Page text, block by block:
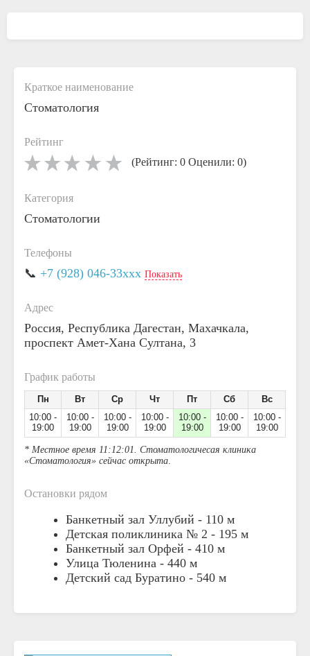
Краткое наименование
Стоматология
Рейтинг
(Рейтинг: 0 Оценили: 0)
Категория
Стоматологии
Телефоны
📞 +7 (928) 046-33xxx Показать
Адрес
Россия, Республика Дагестан, Махачкала,
проспект Амет-Хана Султана, 3
График работы
Пн Вт Ср Чт Пт Сб
Вс
10:00 -
19:00
10:00 -
19:00
10:00 -
19:00
10:00 -
19:00
10:00 -
19:00
10:00 -
19:00
10:00 -
19:00
* Местное время 11:12:01. Стоматологичесая клиника
«Стоматология» сейчас открыта.
Остановки рядом
Банкетный зал Уллубий - 110 м
Детская поликлиника № 2 - 195 м
Банкетный зал Орфей - 410 м
Улица Тюленина - 440 м
Детский сад Буратино - 540 м